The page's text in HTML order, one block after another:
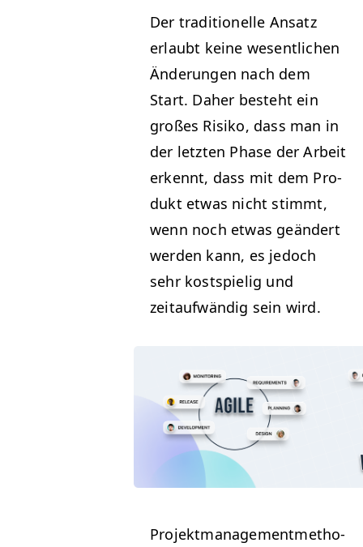
Der tra­di­tionelle Ansatz
erlaubt keine wesentlichen
Änderun­gen nach dem
Start. Daher beste­ht ein
großes Risiko, dass man in
der let­zten Phase der Arbeit
erken­nt, dass mit dem Pro­
dukt etwas nicht stimmt,
wenn noch etwas geän­dert
wer­den kann, es jedoch
sehr kost­spielig und
zeitaufwändig sein wird.
Pro­jek­t­man­age­ment­meth­o­